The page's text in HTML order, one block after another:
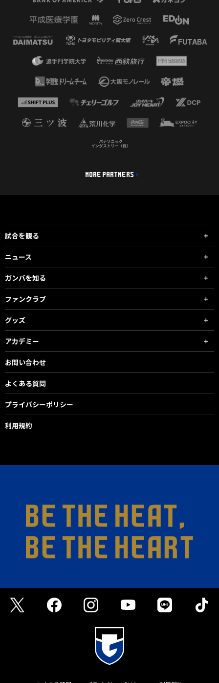
MORE PARTNERS
試合を観る
ニュース
ガンバを知る
ファンクラブ
グッズ
アカデミー
お問い合わせ
よくある質問
プライバシーポリシー
利用規約